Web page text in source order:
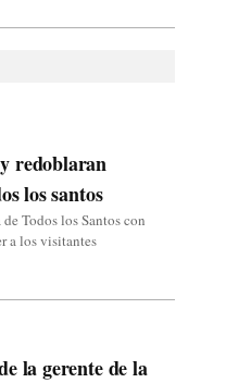
redoblaran
los santos
Todos los Santos con
a los visitantes
la gerente de la